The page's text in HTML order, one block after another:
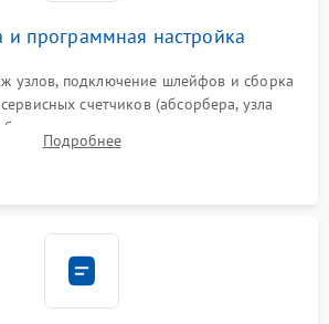
и программная настройка
узлов, подключение шлейфов и сборка
счетчиков (абсорбера, узла
обновление прошивки и программная
и позиционирования сканера.
Подробнее